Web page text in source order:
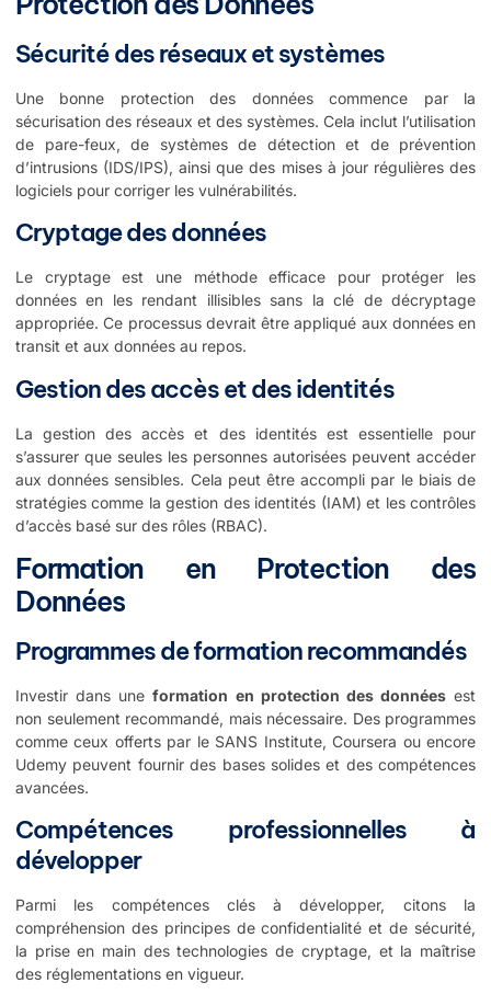
Sécurité des réseaux et systèmes
Une bonne protection des données commence par la
sécurisation des réseaux et des systèmes. Cela inclut l’utilisation
de pare-feux, de systèmes de détection et de prévention
d’intrusions (IDS/IPS), ainsi que des mises à jour régulières des
logiciels pour corriger les vulnérabilités.
Cryptage des données
Le cryptage est une méthode efficace pour protéger les
données en les rendant illisibles sans la clé de décryptage
appropriée. Ce processus devrait être appliqué aux données en
transit et aux données au repos.
Gestion des accès et des identités
La gestion des accès et des identités est essentielle pour
s’assurer que seules les personnes autorisées peuvent accéder
aux données sensibles. Cela peut être accompli par le biais de
stratégies comme la gestion des identités (IAM) et les contrôles
d’accès basé sur des rôles (RBAC).
Formation en Protection des
Données
Programmes de formation recommandés
Investir dans uneformation en protection des donnéesest
non seulement recommandé, mais nécessaire. Des programmes
comme ceux offerts par le SANS Institute, Coursera ou encore
Udemy peuvent fournir des bases solides et des compétences
avancées.
Compétences professionnelles à
développer
Parmi les compétences clés à développer, citons la
compréhension des principes de confidentialité et de sécurité,
la prise en main des technologies de cryptage, et la maîtrise
des réglementations en vigueur.